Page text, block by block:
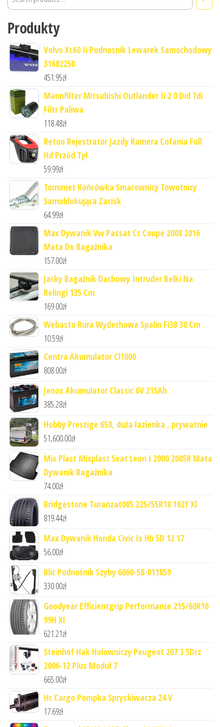
Produkty
Volvo Xc60 Ii Podnosnik Lewarek Samochodowy
31682250
451.95zł
Mannfilter Mitsubishi Outlander Ii 2 0 Did Tdi
Filtr Paliwa
118.48zł
Retoo Rejestrator Jazdy Kamera Cofania Full
Hd Przód Tył
59.99zł
Tomimet Końcówka Smarownicy Towotnicy
Samoblokująca Zacisk
64.99zł
Max Dywanik Vw Passat Cc Coupe 2008 2016
Mata Do Bagażnika
157.00zł
Jacky Bagażnik Dachowy Intruder Belki Na
Relingi 135 Cm
169.00zł
Webasto Rura Wydechowa Spalin Fi38 30 Cm
10.59zł
Centra Akumulator Cl1000
808.00zł
Jenox Akumulator Classic 6V 215Ah
385.28zł
Hobby Prestige 650, duża łazienka , prywatnie
51,600.00zł
Mix Plast Mixplast Seat Leon I 2000 2005R Mata
Dywanik Bagażnika
74.00zł
Bridgestone Turanzat005 225/55R18 102Y Xl
819.44zł
Max Dywanik Honda Civic Ix Hb 5D 12 17
56.00zł
Blic Podnośnik Szyby 6060-58-011859
330.00zł
Goodyear Efficientgrip Performance 215/60R16
99H Xl
621.21zł
Steinhof Hak Holowniczy Peugeot 207 3 5Drz
2006-12 Plus Moduł 7
665.00zł
Hc Cargo Pompka Spryskiwacza 24 V
17.69zł